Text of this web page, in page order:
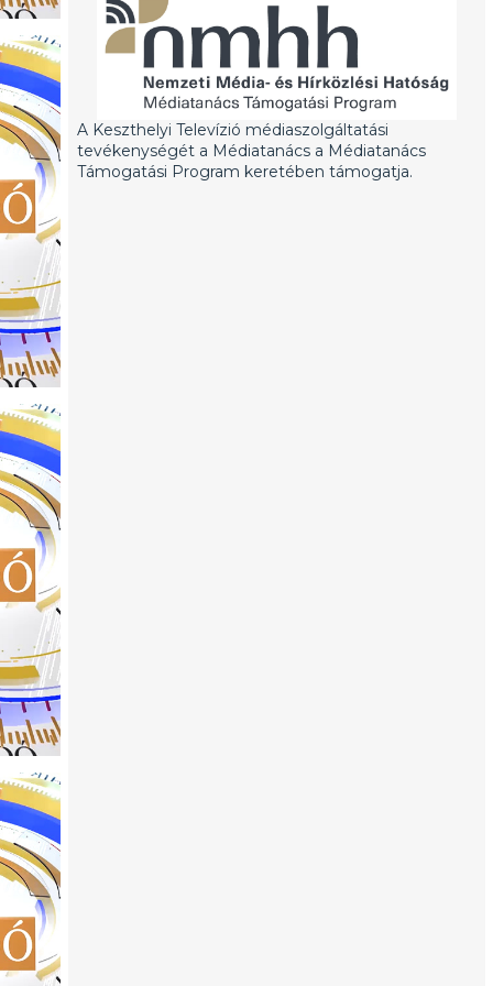
A Keszthelyi Televízió médiaszolgáltatási
tevékenységét a Médiatanács a Médiatanács
Támogatási Program keretében támogatja.